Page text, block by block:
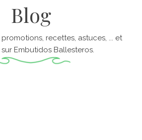
Blog
recettes, astuces, ... et
Embutidos Ballesteros.